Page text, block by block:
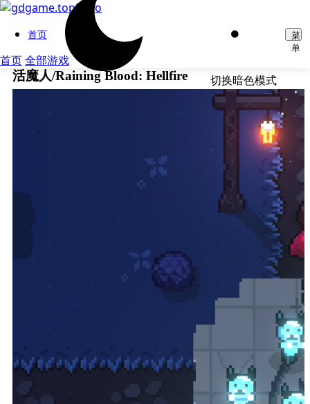
首页
首页全部游戏
切换暗色模式
菜
单
活魔人/Raining Blood: Hellfire